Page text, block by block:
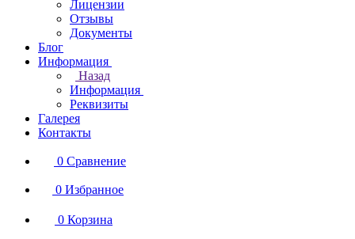
Лицензии
Отзывы
Документы
Блог
Информация
Назад
Информация
Реквизиты
Галерея
Контакты
0 Сравнение
0 Избранное
0 Корзина